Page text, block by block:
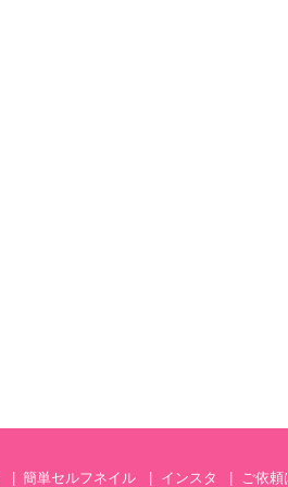
簡単セルフネイル インスタ ご依頼